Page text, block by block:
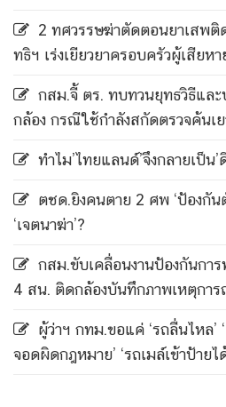
2 ทศวรรษฆ่าตัดตอนยาเสพติ
ทธิฯ เร่งเยียวยาครอบครัวผู้เสีย
กสม.จี้ ตร. ทบทวนยุทธวิธีแล
กล้อง กรณีใช้กำลังสกัดตรวจค้นเ
ทำไม’ไทยแลนด์’จึงกลายเป็น
ตชด.ยิงคนตาย 2 ศพ ‘ป้องกัน
‘เจตนาฆ่า’?
กสม.ขับเคลื่อนงานป้องกันกา
4 สน. ติดกล้องบันทึกภาพเหตุการ
ผู้ว่าฯ กทม.ขอแค่ ‘รถลื่นไหล’
จอดผิดกฎหมาย’ ‘รถเมล์เข้าป้ายไ